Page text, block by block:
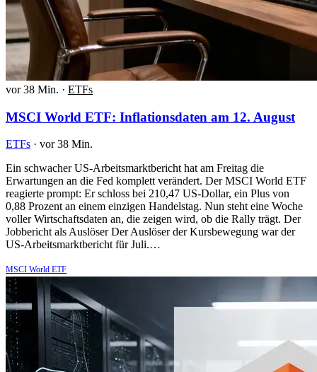
vor 38 Min. · ETFs
MSCI World ETF: Inflationsdaten am 12. August
ETFs · vor 38 Min.
Ein schwacher US-Arbeitsmarktbericht hat am Freitag die
Erwartungen an die Fed komplett verändert. Der MSCI World ETF
reagierte prompt: Er schloss bei 210,47 US-Dollar, ein Plus von
0,88 Prozent an einem einzigen Handelstag. Nun steht eine Woche
voller Wirtschaftsdaten an, die zeigen wird, ob die Rally trägt. Der
Jobbericht als Auslöser Der Auslöser der Kursbewegung war der
US-Arbeitsmarktbericht für Juli.…
MSCI World ETF